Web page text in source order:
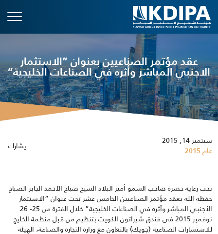
عقد مؤتمر الصناعيين بعنوان “الاستثمار
الاجنبي المباشر وأثره في الصناعات الخليجية”
سبتمبر 14, 2015
عام 2015 يشارك:
تحت رعاية حضرة صاحب السمو أمير البلاد الشيخ صباح الأحمد الجابر الصباح
حفظه الله يعقد مؤتمر الصناعيين الخامس عشر تحت عنوان “الاستثمار
الأجنبي المباشر وأثره في الصناعات الخليجية” خلال الفترة من 25- 26
نوفمبر 2015 في فندق شيراتون الكويت بتنظيم من قبل منظمة الخليج
للاستشارات الصناعية (جويك) بالتعاون مع وزارة التجارة والصناعة، الهيئة